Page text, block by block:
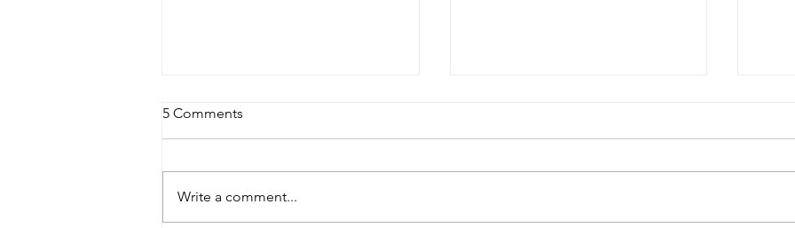
5 Comments
Write a comment...